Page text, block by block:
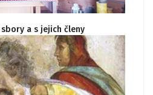
a s jejich členy